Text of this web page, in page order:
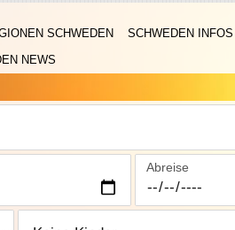
SCHWEDEN
SCHWEDEN INFOS
NEWS
Abreise